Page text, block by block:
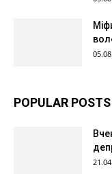
POPULAR POSTS